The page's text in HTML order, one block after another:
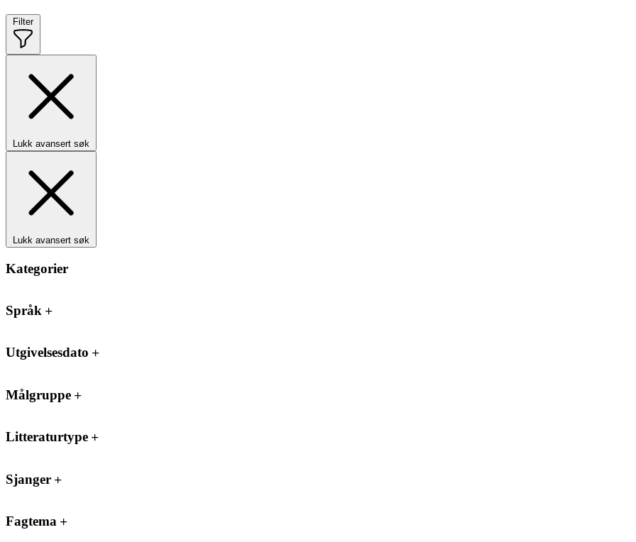
Filter
Lukk avansert søk
Lukk avansert søk
Kategorier
Språk
Utgivelsesdato
Målgruppe
Litteraturtype
Sjanger
Fagtema